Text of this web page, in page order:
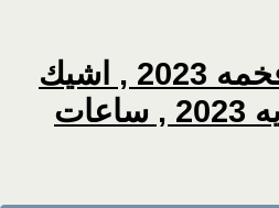
ساعات رجالى فخمه 2023 , اشيك
ساعات سويسريه 2023 , ساعات